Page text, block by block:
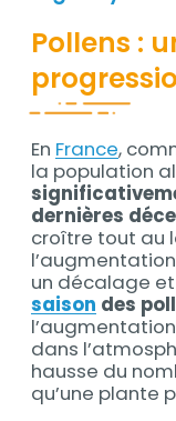
Pollens :
Contenu
En France,
la population
dernières
croître tout au
un décalage
saison des
dans
hausse du
qu’une plante